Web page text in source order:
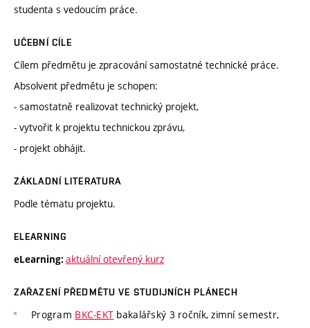
studenta s vedoucím práce.
UČEBNÍ CÍLE
Cílem předmětu je zpracování samostatné technické práce.
Absolvent předmětu je schopen:
- samostatně realizovat technický projekt,
- vytvořit k projektu technickou zprávu,
- projekt obhájit.
ZÁKLADNÍ LITERATURA
Podle tématu projektu.
ELEARNING
eLearning: aktuální otevřený kurz
ZAŘAZENÍ PŘEDMĚTU VE STUDIJNÍCH PLÁNECH
Program BKC-EKT bakalářský 3 ročník, zimní semestr,